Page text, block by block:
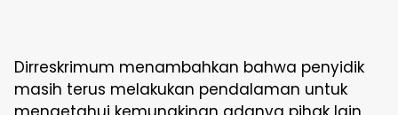
Dirreskrimum menambahkan bahwa penyidik
masih terus melakukan pendalaman untuk